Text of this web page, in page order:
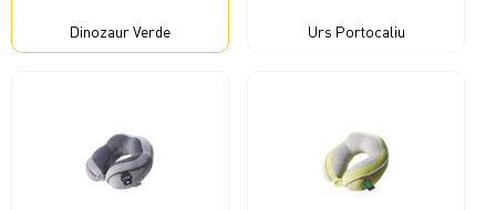
Dinozaur Verde Urs Portocaliu